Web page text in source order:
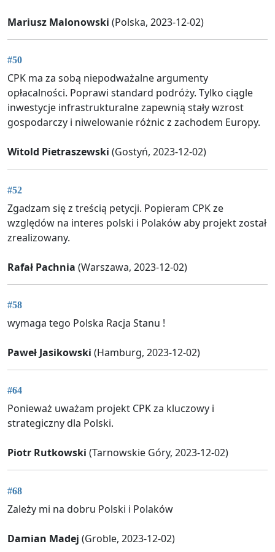
Mariusz Malonowski (Polska, 2023-12-02)
#50
CPK ma za sobą niepodważalne argumenty
opłacalności. Poprawi standard podróży. Tylko ciągle
inwestycje infrastrukturalne zapewnią stały wzrost
gospodarczy i niwelowanie różnic z zachodem Europy.
Witold Pietraszewski (Gostyń, 2023-12-02)
#52
Zgadzam się z treścią petycji. Popieram CPK ze
względów na interes polski i Polaków aby projekt został
zrealizowany.
Rafał Pachnia (Warszawa, 2023-12-02)
#58
wymaga tego Polska Racja Stanu !
Paweł Jasikowski (Hamburg, 2023-12-02)
#64
Ponieważ uważam projekt CPK za kluczowy i
strategiczny dla Polski.
Piotr Rutkowski (Tarnowskie Góry, 2023-12-02)
#68
Zależy mi na dobru Polski i Polaków
Damian Madej (Groble, 2023-12-02)